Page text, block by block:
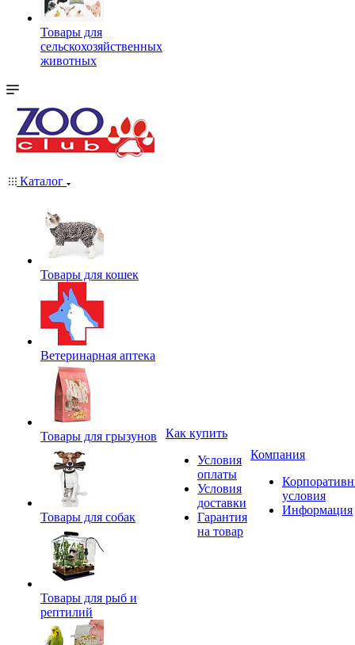
Товары для
сельскохозяйственных
животных
Каталог
Товары для кошек
Ветеринарная аптека
Товары для грызунов
Товары для собак
Товары для рыб и
рептилий
Как купить
Условия
оплаты
Условия
доставки
Гарантия
на товар
Компания
условия
Информация